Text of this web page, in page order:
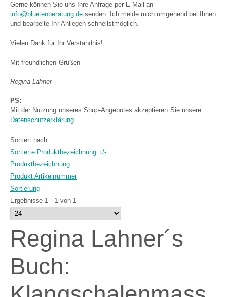
Gerne können Sie uns Ihre Anfrage per E-Mail an
info@bluetenberatung.de senden. Ich melde mich umgehend bei Ihnen
und bearbeite Ihr Anliegen schnellstmöglich.
Vielen Dank für Ihr Verständnis!
Mit freundlichen Grüßen
Regina Lahner
PS:
Mit der Nutzung unseres Shop-Angebotes akzeptieren Sie unsere
Datenschutzerklärung.
Sortiert nach
Sortierte Produktbezeichnung +/-
Produktbezeichnung
Produkt Artikelnummer
Sortierung
Ergebnisse 1 - 1 von 1
Regina Lahner´s
Buch: